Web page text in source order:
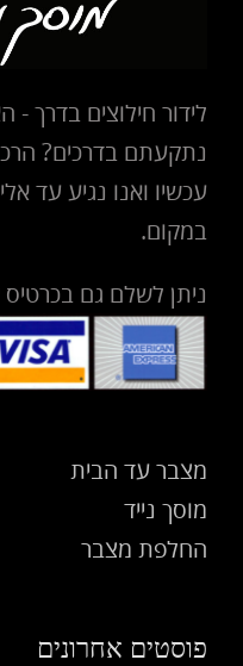
לידור חילוצים בדרך
נתקעתם בדרכים?
עכשיו ואנו נגיע עד
במקום.
ניתן לשלם גם
מצבר עד הבית
מוסך נייד
החלפת מצבר
פוסטים אחרונים